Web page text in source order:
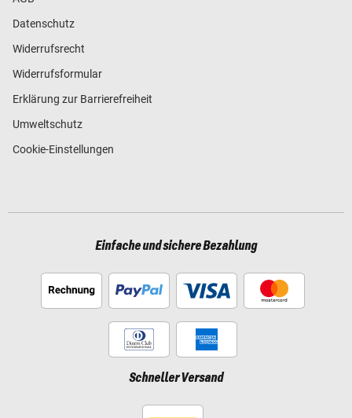
Datenschutz
Widerrufsrecht
Widerrufsformular
Erklärung zur Barrierefreiheit
Umweltschutz
Cookie-Einstellungen
Einfache und sichere Bezahlung
Schneller Versand